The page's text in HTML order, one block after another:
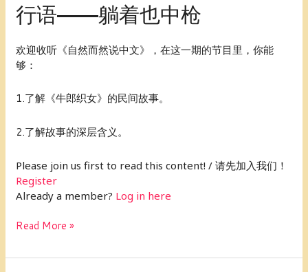
行语——躺着也中枪
欢迎收听《自然而然说中文》，在这一期的节目里，你能
够：
1.了解《牛郎织女》的民间故事。
2.了解故事的深层含义。
Please join us first to read this content! / 请先加入我们！
Register
Already a member? Log in here
而
然
中
文
网
流
语
——
躺
也
Read More »